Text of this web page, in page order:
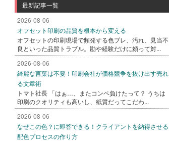
最新記事一覧
2026-08-06
オフセット印刷の品質を根本から変える
オフセットの印刷現場で頻発する色ブレ、汚れ、見当不
良といった品質トラブル。勘や経験だけに頼って対...
2026-08-06
綺麗な言葉は不要！印刷会社が価格競争を抜け出す売れ
る文章術
トマト社長 「はぁ…、またコンペ負けたって？ うちは
印刷のクオリティも高いし、紙質だってこだわ...
2026-08-06
なぜこの色？に即答できる！クライアントを納得させる
配色プロセスの作り方